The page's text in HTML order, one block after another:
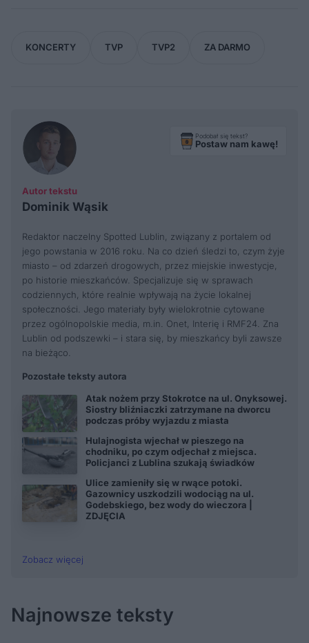
KONCERTY TVP TVP2 ZA DARMO
Autor tekstu
Dominik Wąsik
Podobał się tekst?
Postaw nam kawę!
Redaktor naczelny Spotted Lublin, związany z portalem od
jego powstania w 2016 roku. Na co dzień śledzi to, czym żyje
miasto – od zdarzeń drogowych, przez miejskie inwestycje,
po historie mieszkańców. Specjalizuje się w sprawach
codziennych, które realnie wpływają na życie lokalnej
społeczności. Jego materiały były wielokrotnie cytowane
przez ogólnopolskie media, m.in. Onet, Interię i RMF24. Zna
Lublin od podszewki – i stara się, by mieszkańcy byli zawsze
na bieżąco.
Pozostałe teksty autora
Atak nożem przy Stokrotce na ul. Onyksowej.
Siostry bliźniaczki zatrzymane na dworcu
podczas próby wyjazdu z miasta
Hulajnogista wjechał w pieszego na
chodniku, po czym odjechał z miejsca.
Policjanci z Lublina szukają świadków
Ulice zamieniły się w rwące potoki.
Gazownicy uszkodzili wodociąg na ul.
Godebskiego, bez wody do wieczora |
ZDJĘCIA
Zobacz więcej
Najnowsze teksty